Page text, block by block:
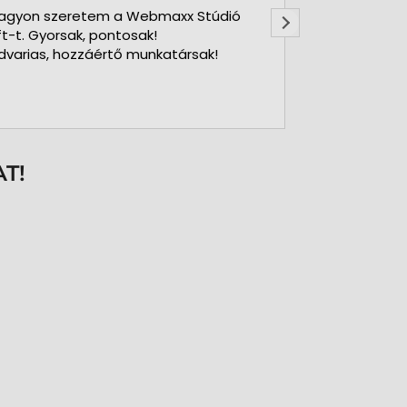
szeretem a Webmaxx Stúdió
t. Gyorsak, pontosak!
hozzáértő munkatársak!